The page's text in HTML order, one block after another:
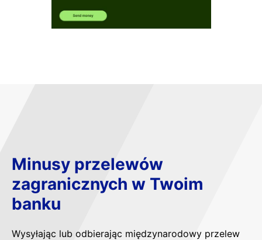
Minusy przelewów
zagranicznych w Twoim
banku
Wysyłając lub odbierając międzynarodowy przelew